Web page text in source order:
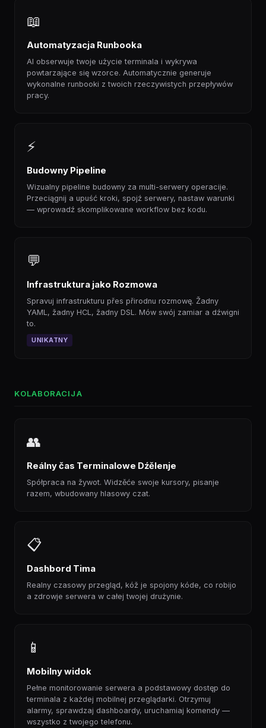
📖
Automatyzacja Runbooka
AI obserwuje twoje użycie terminala i wykrywa
powtarzające się wzorce. Automatycznie generuje
wykonalne runbooki z twoich rzeczywistych przepływów
pracy.
⚡
Budowny Pipeline
Wizualny pipeline budowny za multi-serwery operacije.
Przeciągnij a upuść kroki, spojź serwery, nastaw warunki
— wprowadź skomplikowane workflow bez kodu.
💬
Infrastruktura jako Rozmowa
Spravuj infrastrukturu přes přirodnu rozmowę. Žadny
YAML, žadny HCL, žadny DSL. Mów swój zamiar a dźwigni
to.
UNIKATNY
KOLABORACIJA
👥
Reálny čas Terminalowe Dźělenje
Spółpraca na žywot. Widzěće swoje kursory, pisanje
razem, wbudowany hlasowy czat.
📋
Dashbord Tima
Realny czasowy przegląd, kóž je spojony kóde, co robijo
a zdrowje serwera w całej twojej drużynie.
📱
Mobilny widok
Pełne monitorowanie serwera a podstawowy dostęp do
terminala z każdej mobilnej przeglądarki. Otrzymuj
alarmy, sprawdzaj dashboardy, uruchamiaj komendy —
wszystko z twojego telefonu.